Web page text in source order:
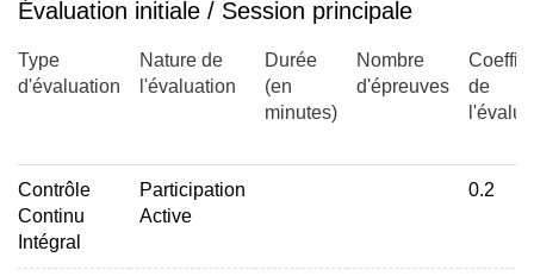
Évaluation initiale / Session principale
Type
d'évaluation
Nature de
l'évaluation
Durée
(en
minutes)
Nombre
d'épreuves
de
Contrôle
Continu
Intégral
Participation
Active
0.2